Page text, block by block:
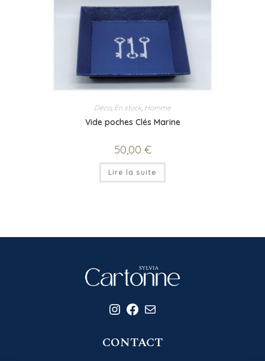
Déco, En stock, Homme
Vide poches Clés Marine
50,00 €
Lire la suite
Instagram
Facebook
E-mail
CONTACT